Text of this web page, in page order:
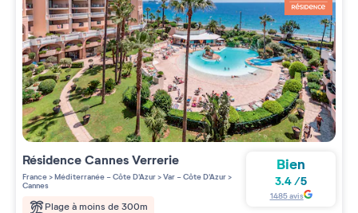
RésidenceCannes Verrerie
France>Méditerranée - Côte D'Azur>Var - Côte D'Azur>
Cannes
Plage à moins de 300m
Bien
3.4/5
1485avis